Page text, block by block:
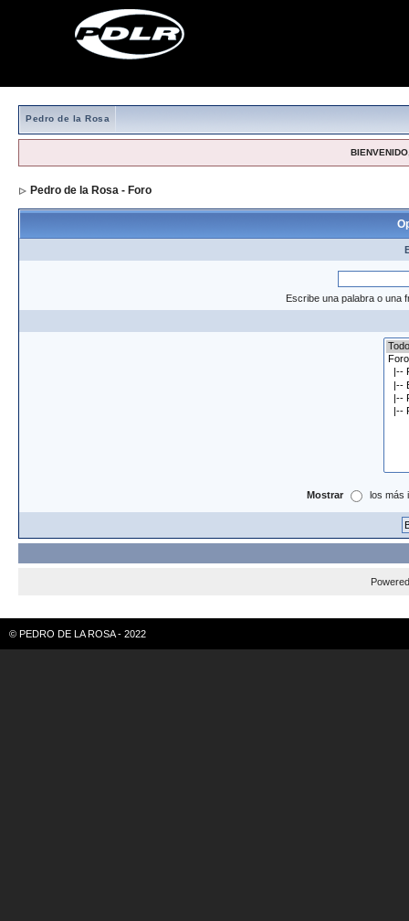
Pedro de la Rosa
Pedro de la Rosa - Foro
Escribe una palabra o una
Mostrar los más
© PEDRO DE LA ROSA - 2022